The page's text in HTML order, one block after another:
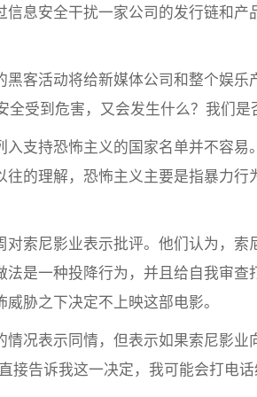
息安全干扰一家公司的发行链和
活动将给新媒体公司和整个娱乐
全受到危害，又会发生什么？我们
支持恐怖主义的国家名单并不容易
的理解，恐怖主义主要是指暴力行
索尼影业表示批评。他们认为，索
是一种投降行为，并且给自我审查
胁之下决定不上映这部电影。
表示同情，但表示如果索尼影业
接告诉我这一决定，我可能会打电